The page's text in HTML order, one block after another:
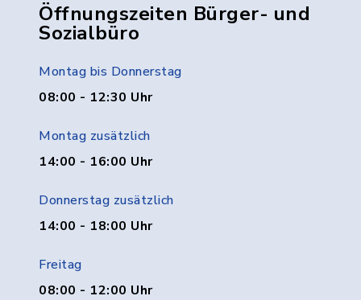
Öffnungszeiten Bürger- und
Sozialbüro
Montag bis Donnerstag
08:00 - 12:30 Uhr
Montag zusätzlich
14:00 - 16:00 Uhr
Donnerstag zusätzlich
14:00 - 18:00 Uhr
Freitag
08:00 - 12:00 Uhr